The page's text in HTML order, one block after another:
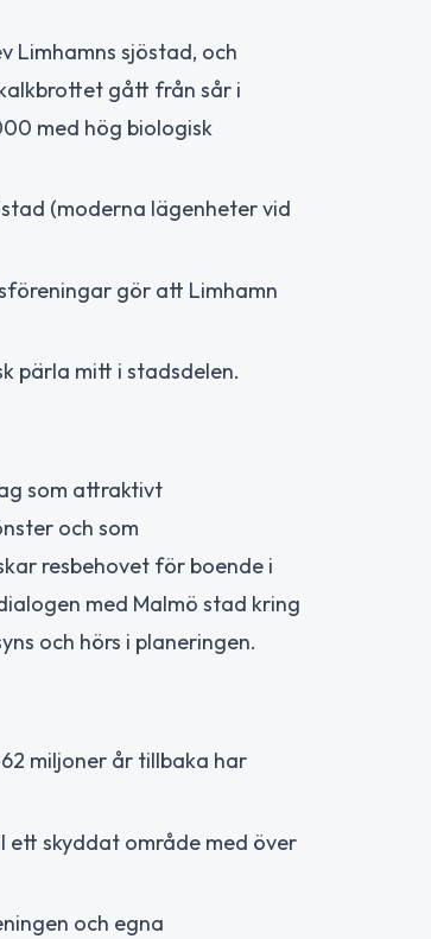
Limhamns sjöstad, och
gått från sår i
med hög biologisk
(moderna lägenheter vid
gör att Limhamn
pärla mitt i stadsdelen.
som attraktivt
och som
resbehovet för boende i
med Malmö stad kring
och hörs i planeringen.
miljoner år tillbaka har
ett skyddat område med över
och egna